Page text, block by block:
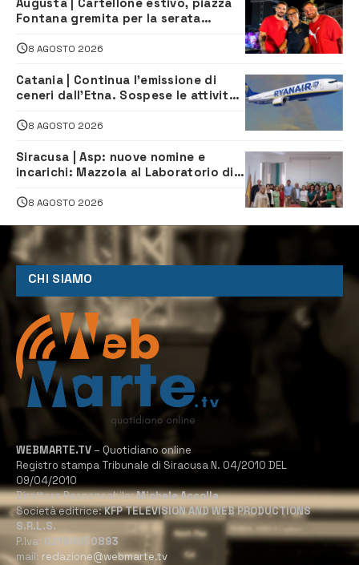
Augusta | Cartellone estivo, piazza
Fontana gremita per la serata
8 AGOSTO 2026
Catania | Continua l’emissione di
ceneri dall’Etna. Sospese le attività
8 AGOSTO 2026
Siracusa | Asp: nuove nomine e
incarichi: Mazzola al Laboratorio di
Servizio Legale
8 AGOSTO 2026
CHI SIAMO
WEBMARTE.TV – Quotidiano online
Registro stampa Tribunale di Siracusa N. 04/2010 DEL
09/04/2010
Direttore Responsabile:Michele Accolla
Società editrice:KFP TELEVISION AND WEB PRODUCTIONS
S.R.L.S.
P.Iva: 02184950893
mail: redazione@webmarte.tv